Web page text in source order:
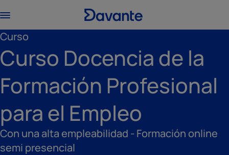
Curso
Curso Docencia de la
Formación Profesional
para el Empleo
Con una alta empleabilidad - Formación online
semi presencial